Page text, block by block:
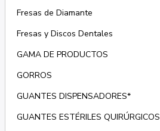
Fresas de Diamante
Fresas y Discos Dentales
GAMA DE PRODUCTOS
GORROS
GUANTES DISPENSADORES*
GUANTES ESTÉRILES QUIRÚRGICOS